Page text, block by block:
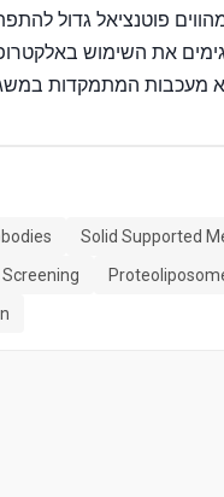
פוטנציאל גדול
Solid Supported